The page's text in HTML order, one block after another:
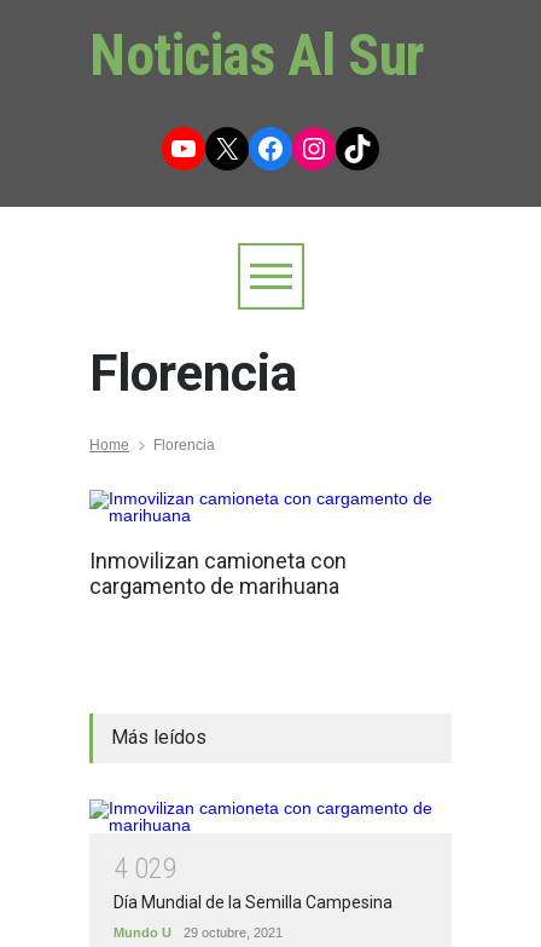
Noticias Al Sur
YouTube
X Facebook
Instagram
TikTok
Florencia
Home Florencia
Inmovilizan camioneta con
cargamento de marihuana
Más leídos
4 029
Día Mundial de la Semilla Campesina
Mundo U 29 octubre, 2021